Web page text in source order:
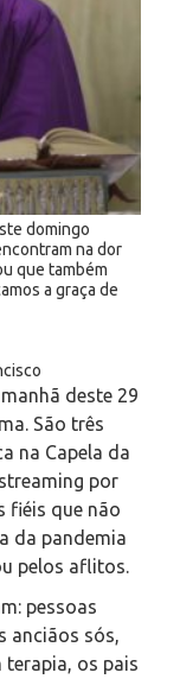
domingo
na dor
que também
a graça de
deste 29
São três
na Capela da
por
fiéis que não
da pandemia
pelos aflitos.
pessoas
anciãos sós,
terapia, os pais